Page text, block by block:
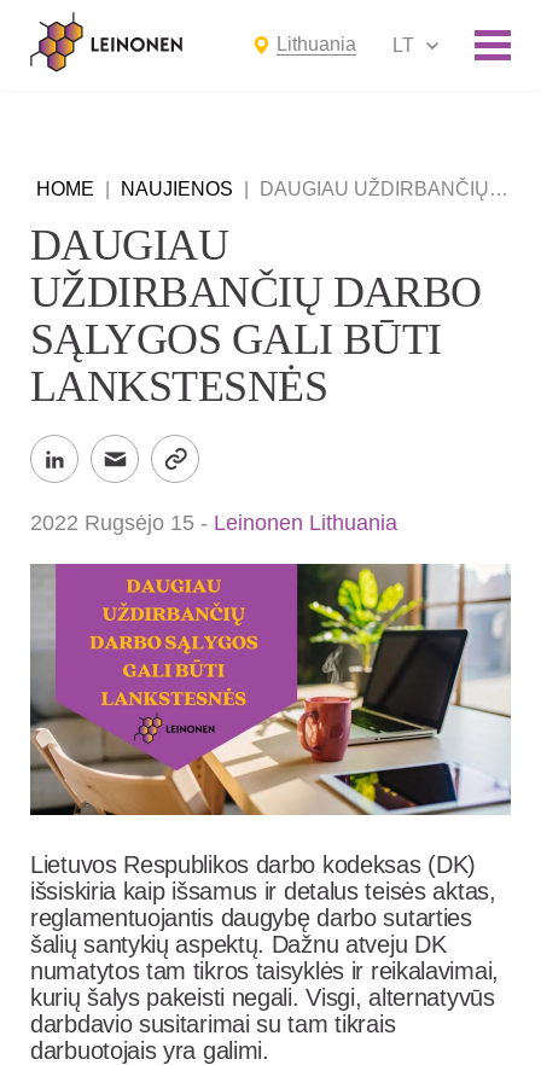
Lithuania LT
HOME NAUJIENOS DAUGIAU UŽDIRBANČIŲ DARBO SĄLYGOS GALI BŪTI LANKSTESNĖS
DAUGIAU
UŽDIRBANČIŲ DARBO
SĄLYGOS GALI BŪTI
LANKSTESNĖS
2022 Rugsėjo 15 - Leinonen Lithuania
Lietuvos Respublikos darbo kodeksas (DK)
išsiskiria kaip išsamus ir detalus teisės aktas,
reglamentuojantis daugybę darbo sutarties
šalių santykių aspektų. Dažnu atveju DK
numatytos tam tikros taisyklės ir reikalavimai,
kurių šalys pakeisti negali. Visgi, alternatyvūs
darbdavio susitarimai su tam tikrais
darbuotojais yra galimi.